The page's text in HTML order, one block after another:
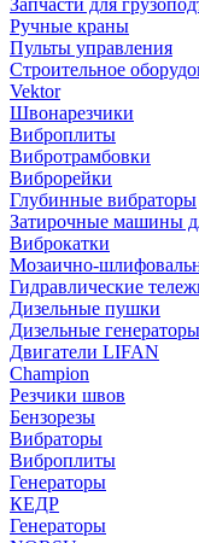
Запчасти для
Ручные краны
Пульты управления
Строительное
Vektor
Швонарезчики
Виброплиты
Вибротрамбовки
Виброрейки
Глубинные вибраторы
Затирочные машины
Виброкатки
Мозаично-
Гидравлические
Дизельные пушки
Дизельные генераторы
Двигатели LIFAN
Champion
Резчики швов
Бензорезы
Вибраторы
Виброплиты
Генераторы
КЕДР
Генераторы